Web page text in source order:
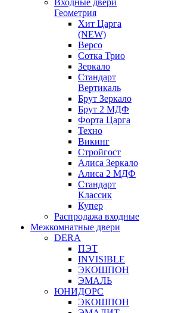
Входные двери
Геометрия
Хит Царга
(NEW)
Версо
Сотка Трио
Зеркало
Стандарт
Вертикаль
Брут Зеркало
Брут 2 МДФ
Форта Царга
Техно
Викинг
Стройгост
Алиса Зеркало
Алиса 2 МДФ
Стандарт
Классик
Купер
Распродажа входные
Межкомнатные двери
DERA
ПЭТ
INVISIBLE
ЭКОШПОН
ЭМАЛЬ
ЮНИДОРС
ЭКОШПОН